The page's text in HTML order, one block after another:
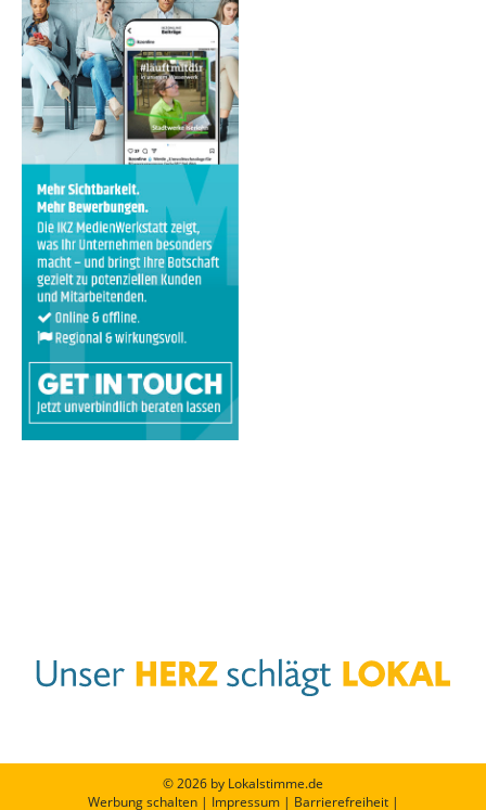
© 2026 by Lokalstimme.de
Werbung schalten| Impressum| Barrierefreiheit|